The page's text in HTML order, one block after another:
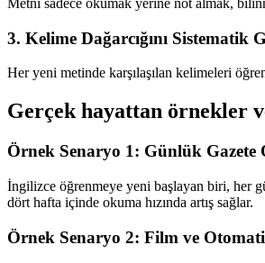
3. Kelime Dağarcığını Sistematik
Her yeni metinde karşılaşılan kelimeleri
Gerçek hayattan örnekler
Örnek Senaryo 1: Günlük Gazete
İngilizce öğrenmeye yeni başlayan biri, her
dört hafta içinde okuma hızında artış sağlar.
Örnek Senaryo 2: Film ve